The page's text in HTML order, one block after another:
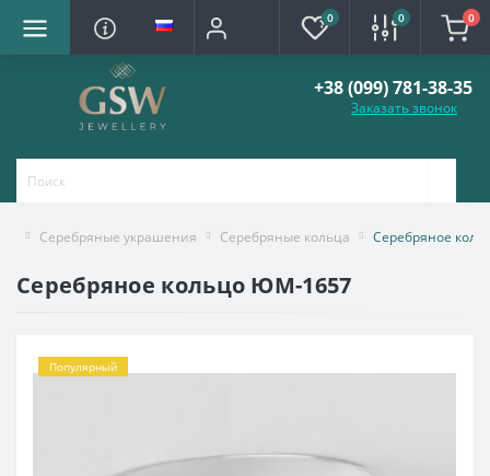
0 0 0
+38 (099) 781-38-35
Заказать звонок
Серебряные украшения Серебряные кольца Серебряное
Серебряное кольцо ЮМ-1657
Популярный